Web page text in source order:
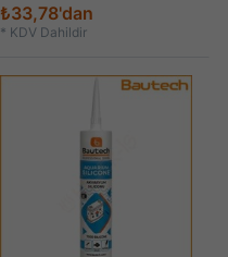
₺33,78'dan
* KDV Dahildir